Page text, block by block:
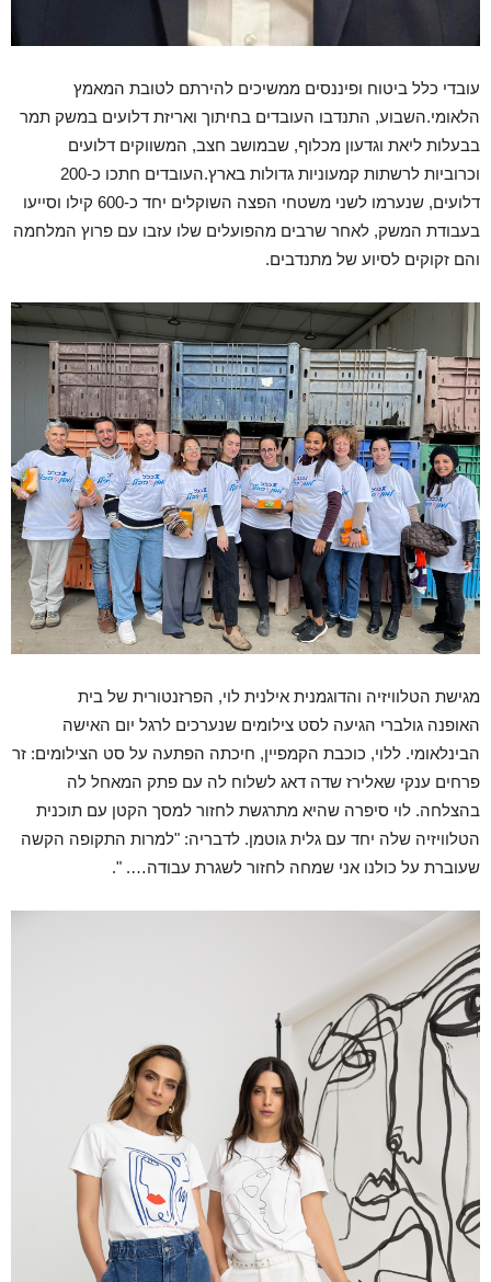
עובדי כלל ביטוח ופיננסים ממשיכים להירתם לטובת המאמץ
הלאומי.השבוע, התנדבו העובדים בחיתוך ואריזת דלועים במשק תמר
בבעלות ליאת וגדעון מכלוף, שבמושב חצב, המשווקים דלועים
וכרוביות לרשתות קמעוניות גדולות בארץ.העובדים חתכו כ-200
דלועים, שנערמו לשני משטחי הפצה השוקלים יחד כ-600 קילו וסייעו
בעבודת המשק, לאחר שרבים מהפועלים שלו עזבו עם פרוץ המלחמה
והם זקוקים לסיוע של מתנדבים.
מגישת הטלוויזיה והדוגמנית אילנית לוי, הפרזנטורית של בית
האופנה גולברי הגיעה לסט צילומים שנערכים לרגל יום האישה
הבינלאומי. ללוי, כוכבת הקמפיין, חיכתה הפתעה על סט הצילומים: זר
פרחים ענקי שאלירז שדה דאג לשלוח לה עם פתק המאחל לה
בהצלחה. לוי סיפרה שהיא מתרגשת לחזור למסך הקטן עם תוכנית
הטלוויזיה שלה יחד עם גלית גוטמן. לדבריה: "למרות התקופה הקשה
שעוברת על כולנו אני שמחה לחזור לשגרת עבודה…. ".